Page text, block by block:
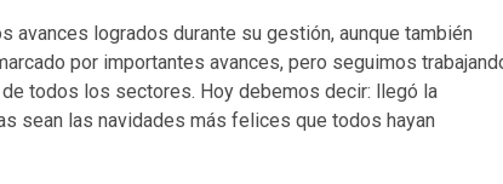
logrados durante su gestión, aunque también
por importantes avances, pero seguimos
todos los sectores. Hoy debemos decir: llegó la
sean las navidades más felices que todos hayan